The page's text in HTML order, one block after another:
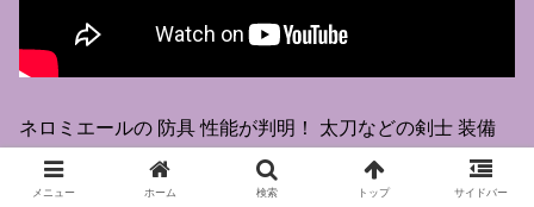
ネロミエールの 防具 性能が判明！ 太刀などの剣士 装備
や ヘビィ ライト 弓 ガンランス 双剣 片手剣 スラアクなど
の剣士用装備を紹介♪
メニュー ホーム 検索 トップ サイドバー